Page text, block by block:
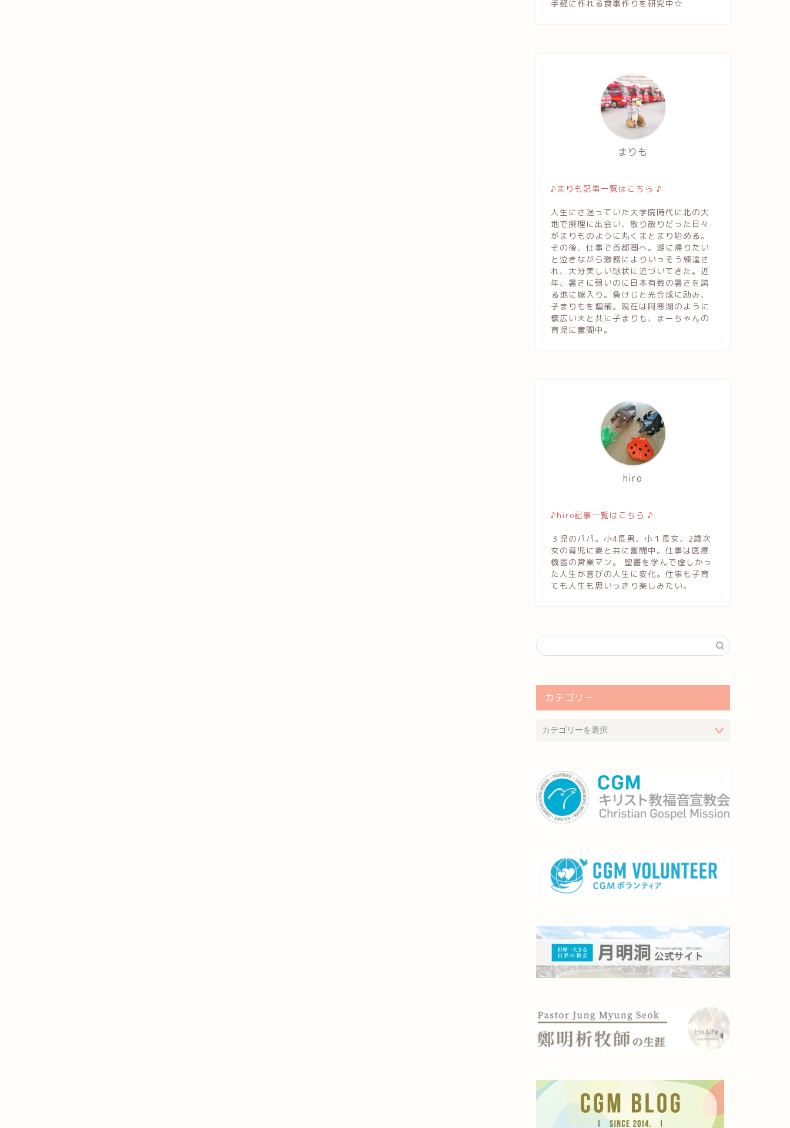
手軽に作れる食事作りを研究中☆
まりも
♪まりも記事一覧はこちら ♪
人生にさ迷っていた大学院時代に北の大
地で摂理に出会い、散り散りだった日々
がまりものように丸くまとまり始める。
その後、仕事で首都圏へ。湖に帰りたい
と泣きながら激務によりいっそう練達さ
れ、大分美しい球状に近づいてきた。近
年、暑さに弱いのに日本有数の暑さを誇
る地に嫁入り。負けじと光合成に励み、
子まりもを増殖。現在は阿寒湖のように
懐広い夫と共に子まりも、まーちゃんの
育児に奮闘中。
hiro
♪hiro記事一覧はこちら ♪
３児のパパ。小4長男、小１長女、2歳次
女の育児に妻と共に奮闘中。仕事は医療
機器の営業マン。 聖書を学んで虚しかっ
た人生が喜びの人生に変化。仕事も子育
ても人生も思いっきり楽しみたい。
カテゴリー